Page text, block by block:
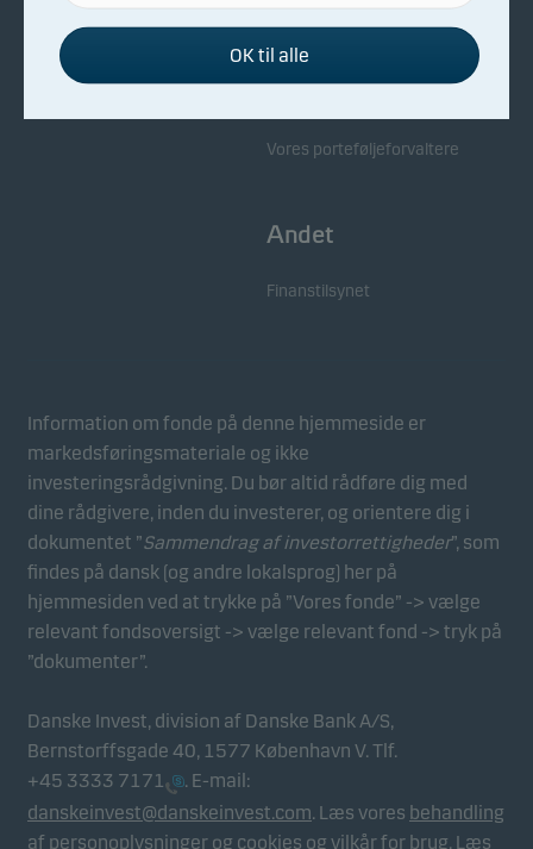
Bekæmpelse af økonomisk
kriminalitet
Kontakt os
Samarbejdspartnere
Vores porteføljeforvaltere
Andet
Finanstilsynet
Information om fonde på denne hjemmeside er
markedsføringsmateriale og ikke
investeringsrådgivning. Du bør altid rådføre dig med
dine rådgivere, inden du investerer, og orientere dig i
dokumentet ”Sammendrag af investorrettigheder”, som
findes på dansk (og andre lokalsprog) her på
hjemmesiden ved at trykke på ”Vores fonde” -> vælge
relevant fondsoversigt -> vælge relevant fond -> tryk på
”dokumenter”.
Danske Invest, division af Danske Bank A/S,
Bernstorffsgade 40, 1577 København V. Tlf.
+45 3333 7171
. E-mail:
danskeinvest@danskeinvest.com. Læs vores behandling
af personoplysninger og cookies og vilkår for brug. Læs
hjemmeside fungerer ved at aktivere
grundlæggende funktioner som for eksempel
sidenavigation og adgang til sikre områder på
hjemmesiden at huske dine valg af indstillinger.
optimere effektiviteten for vores hjemmeside.
Marketing
Disse cookies gør det muligt for os at identificere dig
(din enhed) og profilere din adfærd, så vi kan levere
det mest relevante indhold til dig.
OK til alle